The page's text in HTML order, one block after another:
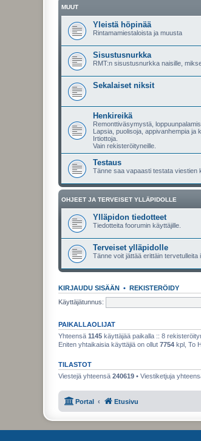
MUUT
Yleistä höpinää
Rintamamiestaloista ja muusta
Sisustusnurkka
RMT:n sisustusnurkka naisille,
Sekalaiset niksit
Henkireikä
Remonttiväsymystä,
Lapsia, puolisoja, appivanhempia ja
Irtiottoja.
Vain rekisteröityneille.
Testaus
Tänne saa vapaasti testata viestien
OHJEET JA TERVEISET YLLÄPIDOLLE
Ylläpidon tiedotteet
Tiedotteita foorumin käyttäjille.
Terveiset ylläpidolle
Tänne voit jättää erittäin
KIRJAUDU SISÄÄN • REKISTERÖIDY
Käyttäjätunnus:
PAIKALLAOLIJAT
Yhteensä 1145 käyttäjää paikalla :: 8
Eniten yhtaikaisia käyttäjiä on ollut 7754 kpl, To
TILASTOT
Viestejä yhteensä 240619 • Viestiketjuja
Portal Etusivu